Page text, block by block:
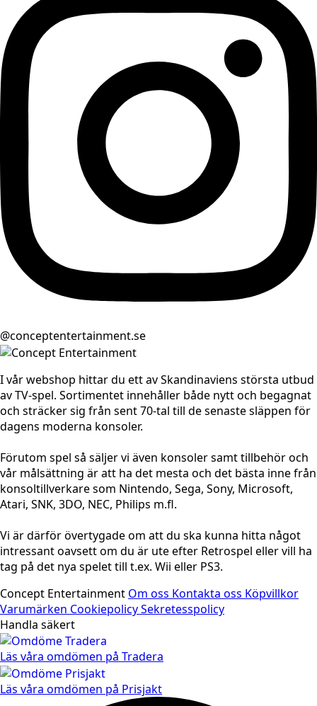
@conceptentertainment.se
I vår webshop hittar du ett av Skandinaviens största utbud
av TV-spel. Sortimentet innehåller både nytt och begagnat
och sträcker sig från sent 70-tal till de senaste släppen för
dagens moderna konsoler.
Förutom spel så säljer vi även konsoler samt tillbehör och
vår målsättning är att ha det mesta och det bästa inne från
konsoltillverkare som Nintendo, Sega, Sony, Microsoft,
Atari, SNK, 3DO, NEC, Philips m.fl.
Vi är därför övertygade om att du ska kunna hitta något
intressant oavsett om du är ute efter Retrospel eller vill ha
tag på det nya spelet till t.ex. Wii eller PS3.
Concept Entertainment Om oss Kontakta oss Köpvillkor
Varumärken CookiepolicySekretesspolicy
Handla säkert
Läs våra omdömen på Tradera
Läs våra omdömen på Prisjakt